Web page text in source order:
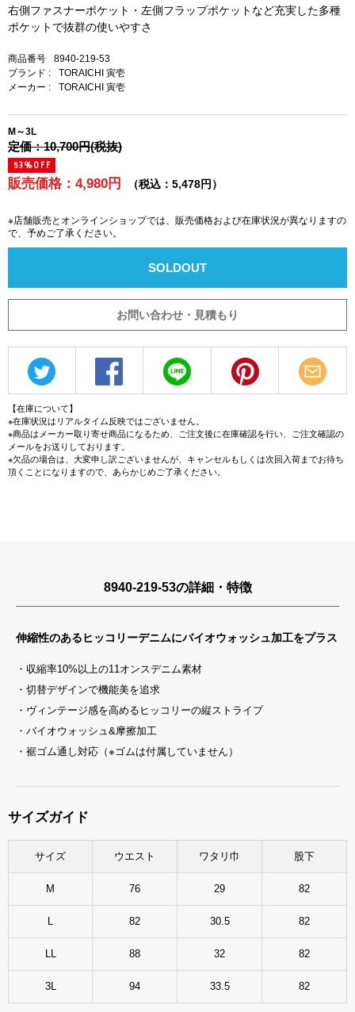
右側ファスナーポケット・左側フラップポケットなど充実した多種
ポケットで抜群の使いやすさ
商品番号
8940-219-53
ブランド :
TORAICHI 寅壱
メーカー :
TORAICHI 寅壱
M～3L
定価：10,700円(税抜)
53%OFF
販売価格：4,980円 （税込：5,478円）
※店舗販売とオンラインショップでは、販売価格および在庫状況が異なりますの
で、予めご了承ください。
SOLDOUT
お問い合わせ・見積もり
【在庫について】
※在庫状況はリアルタイム反映ではございません。
※商品はメーカー取り寄せ商品になるため、ご注文後に在庫確認を行い、ご注文確認の
メールをお送りしております。
※欠品の場合は、大変申し訳ございませんが、キャンセルもしくは次回入荷までお待ち
頂くことになりますので、あらかじめご了承ください。
8940-219-53の詳細・特徴
伸縮性のあるヒッコリーデニムにバイオウォッシュ加工をプラス
・収縮率10%以上の11オンスデニム素材
・切替デザインで機能美を追求
・ヴィンテージ感を高めるヒッコリーの縦ストライプ
・バイオウォッシュ&摩擦加工
・裾ゴム通し対応（※ゴムは付属していません）
サイズガイド
サイズ ウエスト ワタリ巾 股下
M 76 29 82
82 30.5 82
88 32 82
3L 94 33.5 82